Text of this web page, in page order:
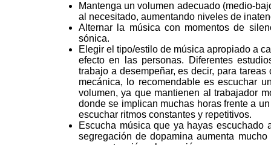
Mantenga un volumen adecuado (medio-
al necesitado, aumentando niveles de
Alternar la música con momentos de
sónica.
Elegir el tipo/estilo de música apropiado a
efecto en las personas. Diferentes
trabajo a desempeñar, es decir, para
mecánica, lo recomendable es escuchar
volumen, ya que mantienen al trabajador
donde se implican muchas horas frente a
escuchar ritmos constantes y repetitivos.
Escucha música que ya hayas
segregación de dopamina aumenta